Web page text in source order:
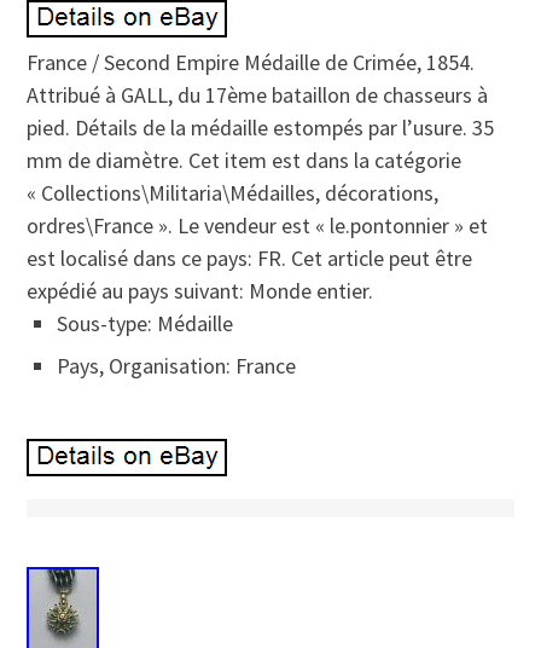
France / Second Empire Médaille de Crimée, 1854.
Attribué à GALL, du 17ème bataillon de chasseurs à
pied. Détails de la médaille estompés par l’usure. 35
mm de diamètre. Cet item est dans la catégorie
« Collections\Militaria\Médailles, décorations,
ordres\France ». Le vendeur est « le.pontonnier » et
est localisé dans ce pays: FR. Cet article peut être
expédié au pays suivant: Monde entier.
Sous-type: Médaille
Pays, Organisation: France